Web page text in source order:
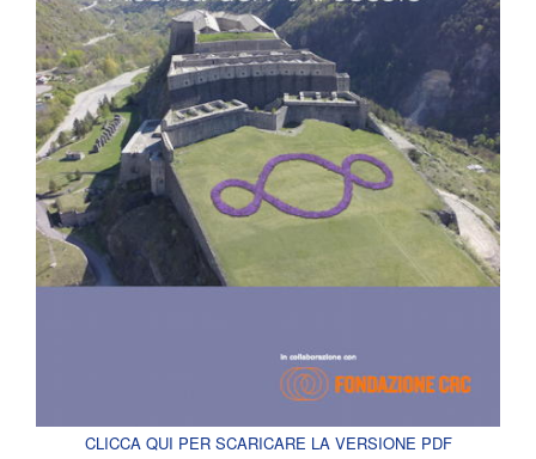
CLICCA QUI PER SCARICARE LA VERSIONE PDF